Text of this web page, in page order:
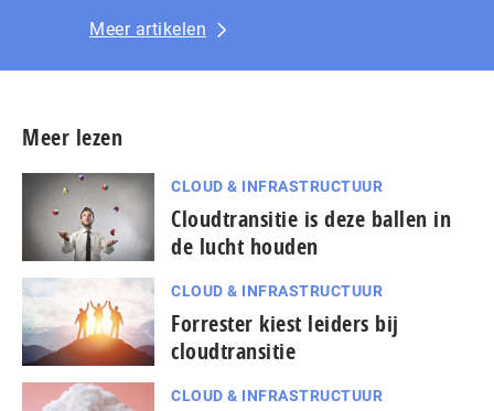
Meer artikelen
Meer lezen
CLOUD & INFRASTRUCTUUR
Cloudtransitie is deze ballen in
de lucht houden
CLOUD & INFRASTRUCTUUR
Forrester kiest leiders bij
cloudtransitie
CLOUD & INFRASTRUCTUUR